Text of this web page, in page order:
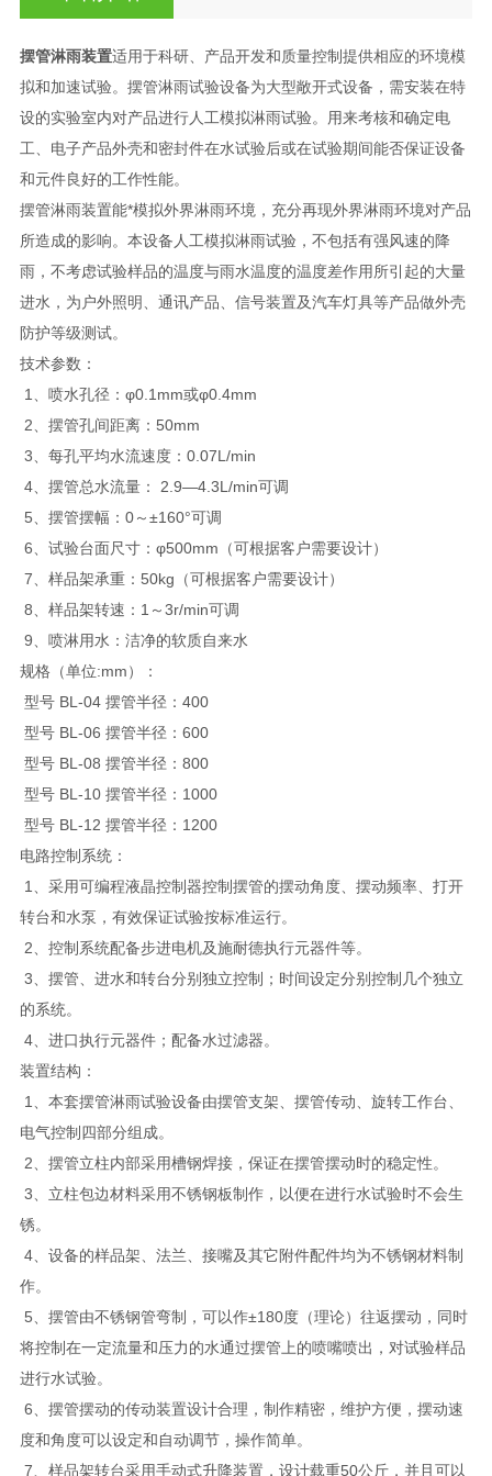
摆管淋雨装置适用于科研、产品开发和质量控制提供相应的环境模
拟和加速试验。摆管淋雨试验设备为大型敞开式设备，需安装在特
设的实验室内对产品进行人工模拟淋雨试验。用来考核和确定电
工、电子产品外壳和密封件在水试验后或在试验期间能否保证设备
和元件良好的工作性能。
摆管淋雨装置能*模拟外界淋雨环境，充分再现外界淋雨环境对产品
所造成的影响。本设备人工模拟淋雨试验，不包括有强风速的降
雨，不考虑试验样品的温度与雨水温度的温度差作用所引起的大量
进水，为户外照明、通讯产品、信号装置及汽车灯具等产品做外壳
防护等级测试。
技术参数：
1、喷水孔径：φ0.1mm或φ0.4mm
2、摆管孔间距离：50mm
3、每孔平均水流速度：0.07L/min
4、摆管总水流量： 2.9—4.3L/min可调
5、摆管摆幅：0～±160°可调
6、试验台面尺寸：φ500mm（可根据客户需要设计）
7、样品架承重：50kg（可根据客户需要设计）
8、样品架转速：1～3r/min可调
9、喷淋用水：洁净的软质自来水
规格（单位:mm）：
型号 BL-04 摆管半径：400
型号 BL-06 摆管半径：600
型号 BL-08 摆管半径：800
型号 BL-10 摆管半径：1000
型号 BL-12 摆管半径：1200
电路控制系统：
1、采用可编程液晶控制器控制摆管的摆动角度、摆动频率、打开
转台和水泵，有效保证试验按标准运行。
2、控制系统配备步进电机及施耐德执行元器件等。
3、摆管、进水和转台分别独立控制；时间设定分别控制几个独立
的系统。
4、进口执行元器件；配备水过滤器。
装置结构：
1、本套摆管淋雨试验设备由摆管支架、摆管传动、旋转工作台、
电气控制四部分组成。
2、摆管立柱内部采用槽钢焊接，保证在摆管摆动时的稳定性。
3、立柱包边材料采用不锈钢板制作，以便在进行水试验时不会生
锈。
4、设备的样品架、法兰、接嘴及其它附件配件均为不锈钢材料制
作。
5、摆管由不锈钢管弯制，可以作±180度（理论）往返摆动，同时
将控制在一定流量和压力的水通过摆管上的喷嘴喷出，对试验样品
进行水试验。
6、摆管摆动的传动装置设计合理，制作精密，维护方便，摆动速
度和角度可以设定和自动调节，操作简单。
7、样品架转台采用手动式升降装置，设计载重50公斤，并且可以